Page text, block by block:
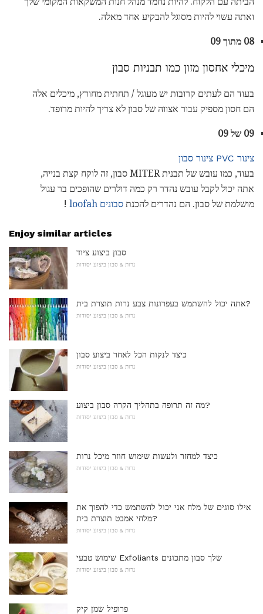
ואתה עשוי להיות מסוגל להבקיע אחד מאלה.
08 מתוך 09
מיכלי אחסון מזון כמו תבניות סבון
בעוד הם לעתים קרובות יש מעוגל / תחתית מחורץ, מיכלים אלה
הם חסון מספיק עבור אצווה של סבון לא צריך להיות מרופד.
09 של 09
צינור PVC צינור סבון
בעוד, כמו עובש של תבנית MITER סבון, זה לוקח קצת בנייה,
אתה יכול לקבל עובש נהדר רק כמה דולרים שהופכים בר עגול
מושלמת של סבון. הם נהדרים להכנת סבונים loofah !
Enjoy similar articles
סבון ביצוע ציוד
נרות & סבון ביצוע יסודות
אתה יכול להשתמש בעפרונות צבע נרות תוצרת בית?
נרות & סבון ביצוע יסודות
כיצד לנקות הכל לאחר ביצוע סבון
נרות & סבון ביצוע יסודות
מה זה תרופה בתהליך הקרה סבון ביצוע?
נרות & סבון ביצוע יסודות
כיצד למחזר ולעשות שימוש חוזר מיכל נרות
נרות & סבון ביצוע יסודות
אילו סוגים של מלח אני יכול להשתמש כדי להפוך את
מלחי אמבט תוצרת בית?
נרות & סבון ביצוע יסודות
שימוש טבעי Exfoliants שלך סבון מתכונים
נרות & סבון ביצוע יסודות
פרופיל שמן קיק